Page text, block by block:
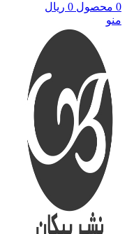
0 محصول 0 ریال
منو